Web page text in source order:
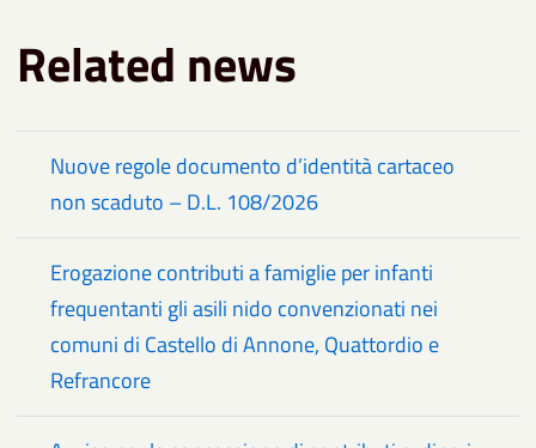
Related news
Nuove regole documento d’identità cartaceo
non scaduto – D.L. 108/2026
Erogazione contributi a famiglie per infanti
frequentanti gli asili nido convenzionati nei
comuni di Castello di Annone, Quattordio e
Refrancore